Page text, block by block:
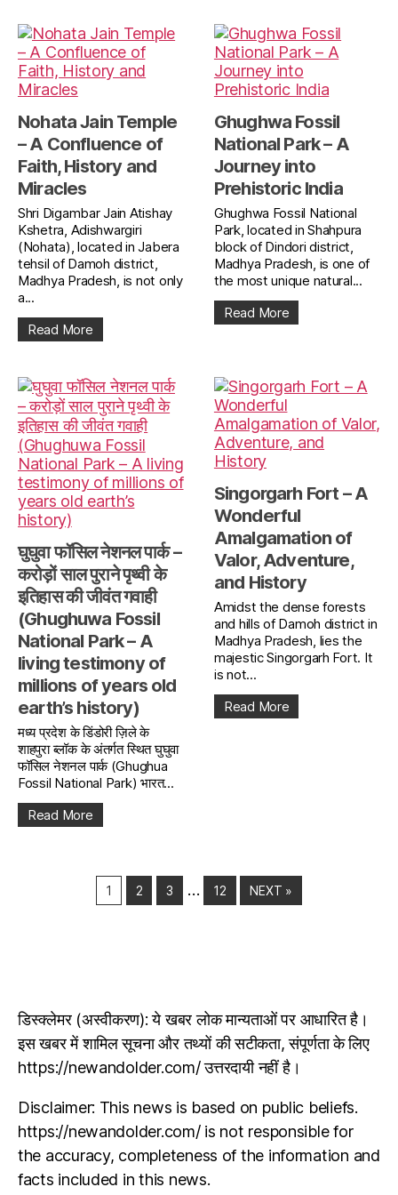
Nohata Jain Temple
– A Confluence of
Faith, History and
Miracles
Shri Digambar Jain Atishay
Kshetra, Adishwargiri
(Nohata), located in Jabera
tehsil of Damoh district,
Madhya Pradesh, is not only
a...
Read More
Ghughwa Fossil
National Park – A
Journey into
Prehistoric India
Ghughwa Fossil National
Park, located in Shahpura
block of Dindori district,
Madhya Pradesh, is one of
the most unique natural...
Read More
घुघुवा फॉसिल नेशनल पार्क –
करोड़ों साल पुराने पृथ्वी के
इतिहास की जीवंत गवाही
(Ghughuwa Fossil
National Park – A
living testimony of
millions of years old
earth’s history)
मध्य प्रदेश के डिंडोरी ज़िले के
शाहपुरा ब्लॉक के अंतर्गत स्थित घुघुवा
फॉसिल नेशनल पार्क (Ghughua
Fossil National Park) भारत...
Read More
Singorgarh Fort – A
Wonderful
Amalgamation of
Valor, Adventure,
and History
Amidst the dense forests
and hills of Damoh district in
Madhya Pradesh, lies the
majestic Singorgarh Fort. It
is not...
Read More
1 2 3 … 12 NEXT »
डिस्क्लेमर (अस्वीकरण): ये खबर लोक मान्यताओं पर आधारित है।
इस खबर में शामिल सूचना और तथ्यों की सटीकता, संपूर्णता के लिए
https://newandolder.com/ उत्तरदायी नहीं है।
Disclaimer: This news is based on public beliefs.
https://newandolder.com/ is not responsible for
the accuracy, completeness of the information and
facts included in this news.